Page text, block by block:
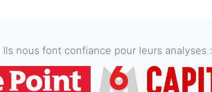
Ils nous font confiance pour leurs analyses :